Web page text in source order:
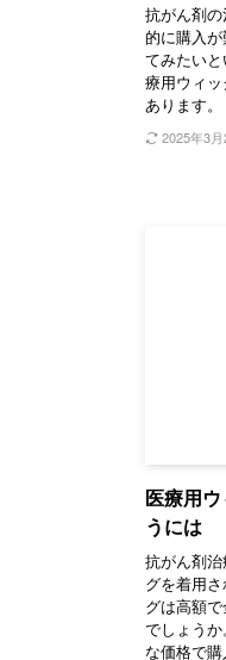
抗がん剤
的に購入
てみたい
療用ウィ
あります
2025年3月
医療用
うには
抗がん剤
グを着用
グは高額
でしょう
な価格で